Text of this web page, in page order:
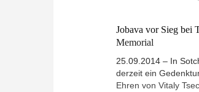
Jobava vor Sieg bei
Memorial
25.09.2014 – In
derzeit ein
Ehren von Vitaly